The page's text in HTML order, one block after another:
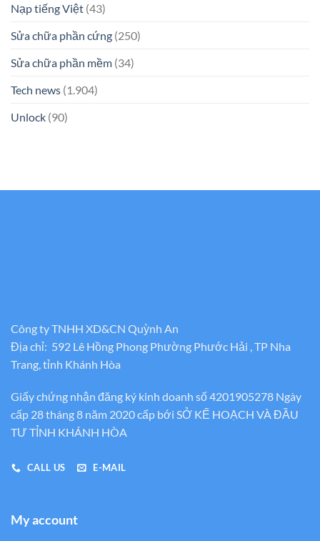
Nạp tiếng Việt (43)
Sửa chữa phần cứng (250)
Sửa chữa phần mềm (34)
Tech news (1.904)
Unlock (90)
Công ty TNHH XD&CN Quỳnh An
Địa chỉ: 592 Lê Hồng Phong Phường Phước Hải , TP Nha
Trang, tỉnh Khánh Hòa
Giấy chứng nhận đăng ký kinh doanh số 4201905278 Ngày
cấp 28 tháng 8 năm 2020 cấp bới SỞ KẾ HOẠCH VÀ ĐẦU
TƯ TỈNH KHÁNH HÒA
CALL US E-MAIL
My account